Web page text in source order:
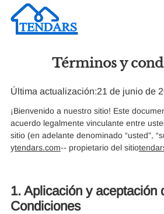
Términos y
Última actualización:21 de junio de
¡Bienvenido a nuestro sitio! Este
acuerdo legalmente vinculante entre
sitio (en adelante denominado “usted”,
ytendars.com-- propietario del sitio
1. Aplicación y aceptación
Condiciones